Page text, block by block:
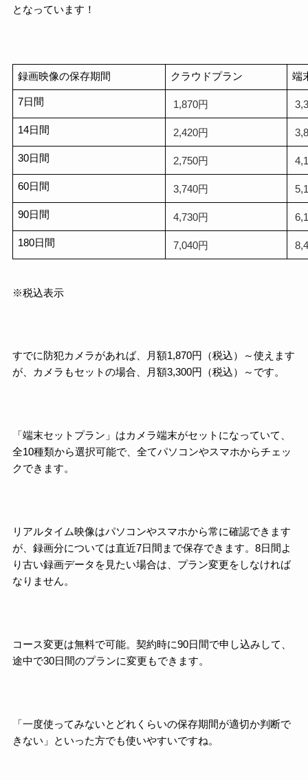
となっています！
録画映像の保存期間 クラウドプラン 端
7日間 1,870円
14日間 2,420円
30日間 2,750円
60日間 3,740円
90日間 4,730円
180日間 7,040円
※税込表示
すでに防犯カメラがあれば、月額1,870円（税込）～使えます
が、カメラもセットの場合、月額3,300円（税込）～です。
「端末セットプラン」はカメラ端末がセットになっていて、
全10種類から選択可能で、全てパソコンやスマホからチェッ
クできます。
リアルタイム映像はパソコンやスマホから常に確認できます
が、録画分については直近7日間まで保存できます。8日間よ
り古い録画データを見たい場合は、プラン変更をしなければ
なりません。
コース変更は無料で可能。契約時に90日間で申し込みして、
途中で30日間のプランに変更もできます。
「一度使ってみないとどれくらいの保存期間が適切か判断で
きない」といった方でも使いやすいですね。